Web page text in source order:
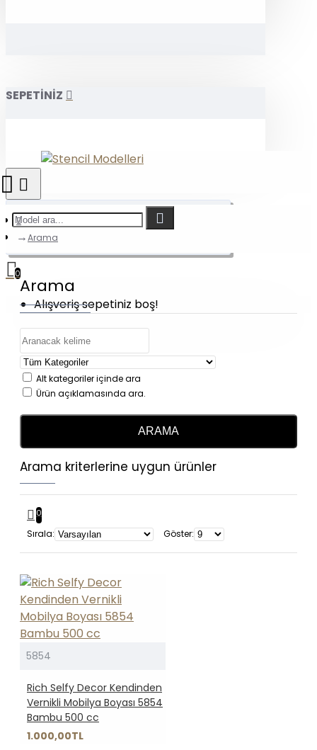
SEPETİNİZ
0
Alışveriş sepetiniz boş!
Arama
Arama
Alt kategoriler içinde ara
Ürün açıklamasında ara.
ARAMA
Arama kriterlerine uygun ürünler
0
Sırala: Göster:
5854
Rich Selfy Decor Kendinden
Vernikli Mobilya Boyası 5854
Bambu 500 cc
1.000,00TL